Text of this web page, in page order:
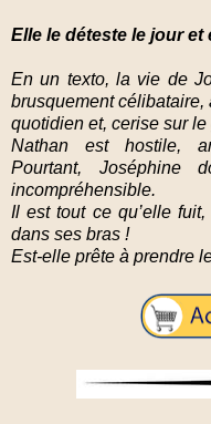
Elle le déteste le jour et
En un texto, la vie de
brusquement
quotidien et, cerise sur
Nathan est hostile,
Pourtant, Joséphine
incompréhensible.
Il est tout ce qu’elle
dans ses bras !
Est-elle prête à prendre